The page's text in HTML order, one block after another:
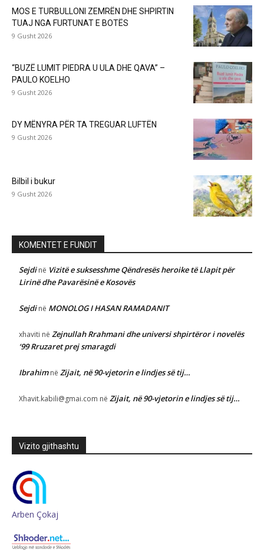
MOS E TURBULLONI ZEMRËN DHE SHPIRTIN
TUAJ NGA FURTUNAT E BOTËS
9 Gusht 2026
“BUZË LUMIT PIEDRA U ULA DHE QAVA” –
PAULO KOELHO
9 Gusht 2026
DY MËNYRA PËR TA TREGUAR LUFTËN
9 Gusht 2026
Bilbil i bukur
9 Gusht 2026
KOMENTET E FUNDIT
Sejdinë Vizitë e suksesshme Qëndresës heroike të Llapit për
Lirinë dhe Pavarësinë e Kosovës
Sejdinë MONOLOG I HASAN RAMADANIT
xhaviti në Zejnullah Rrahmani dhe universi shpirtëror i novelës
‘99 Rruzaret prej smaragdi
Ibrahimnë Zijait, në 90-vjetorin e lindjes së tij…
Xhavit.kabili@gmai.com në Zijait, në 90-vjetorin e lindjes së tij…
Vizito gjithashtu
Arben Çokaj